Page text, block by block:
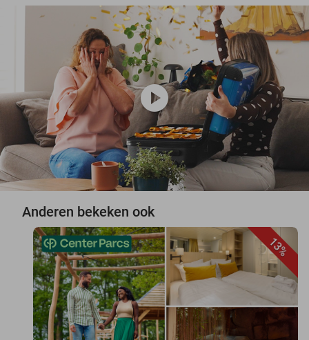
play_circle
Anderen bekeken ook
13%